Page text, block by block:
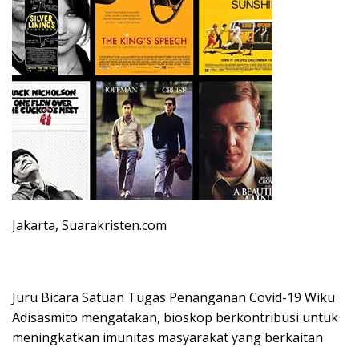
Jakarta, Suarakristen.com
Juru Bicara Satuan Tugas Penanganan Covid-19 Wiku
Adisasmito mengatakan, bioskop berkontribusi untuk
meningkatkan imunitas masyarakat yang berkaitan